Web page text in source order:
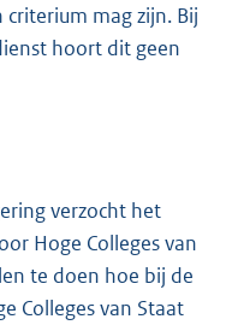
mag zijn. Bij
hoort dit geen
verzocht het
Hoge Colleges van
te doen hoe bij de
Colleges van Staat